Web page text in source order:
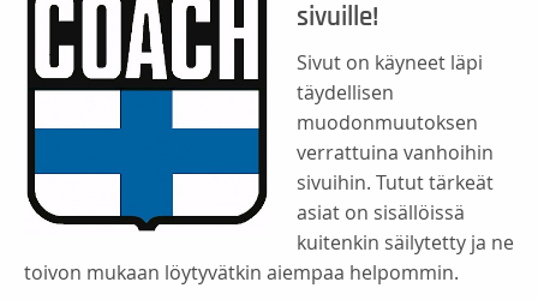
sivuille!
Sivut on käyneet läpi
täydellisen
muodonmuutoksen
verrattuina vanhoihin
sivuihin. Tutut tärkeät
asiat on sisällöissä
kuitenkin säilytetty ja ne
toivon mukaan löytyvätkin aiempaa helpommin.